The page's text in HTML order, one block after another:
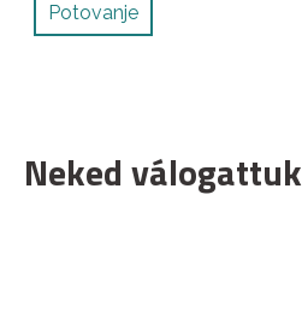
Potovanje
Neked válogattuk